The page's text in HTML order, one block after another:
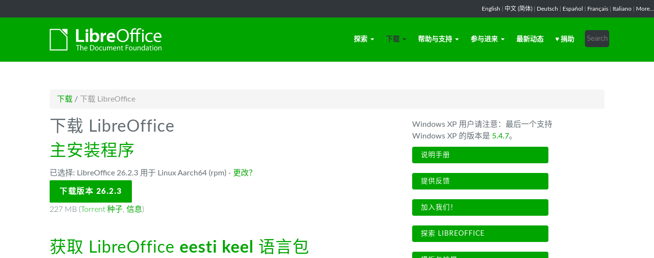
English 中文 (简体) Deutsch Español Français Italiano More...
探索 下载 帮助与支持 参与进来 最新动态 ♥ 捐助
下载 / 下载 LibreOffice
下载 LibreOffice
主安装程序
已选择: LibreOffice 26.2.3 用于 Linux Aarch64 (rpm) - 更改？
下载版本 26.2.3
227 MB (Torrent 种子, 信息)
获取 LibreOffice eesti keel 语言包
Windows XP 用户请注意：最后一个支持
Windows XP 的版本是 5.4.7。
说明手册
提供反馈
加入我们！
探索 LIBREOFFICE